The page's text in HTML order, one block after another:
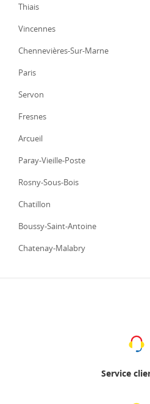
Thiais
Vincennes
Chennevières-Sur-Marne
Paris
Servon
Fresnes
Arcueil
Paray-Vieille-Poste
Rosny-Sous-Bois
Chatillon
Boussy-Saint-Antoine
Chatenay-Malabry
Service